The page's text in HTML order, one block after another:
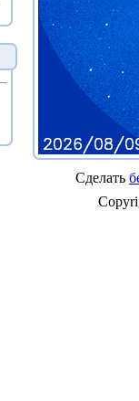
Сделать